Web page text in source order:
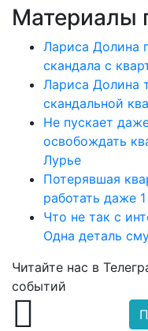
Материалы
Лариса Долина
скандала с
Лариса Долина
скандальной
Не пускает
освобождать
Лурье
Потерявшая
работать даже
Что не так с
Одна деталь
Читайте нас в
событий